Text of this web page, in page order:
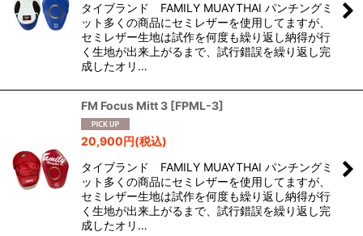
タイブランド FAMILY MUAYTHAI パンチングミ
ット多くの商品にセミレザーを使用してますが、
セミレザー生地は試作を何度も繰り返し納得が行
く生地が出来上がるまで、試行錯誤を繰り返し完
成したオリ…
FM Focus Mitt 3 [FPML-3]
20,900円(税込)
タイブランド FAMILY MUAYTHAI パンチングミ
ット多くの商品にセミレザーを使用してますが、
セミレザー生地は試作を何度も繰り返し納得が行
く生地が出来上がるまで、試行錯誤を繰り返し完
成したオリ…